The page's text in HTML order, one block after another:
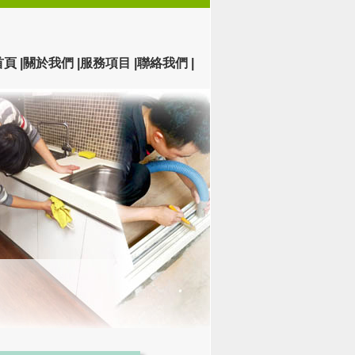
| 關於我們 | 服務項目 | 聯絡我們 |